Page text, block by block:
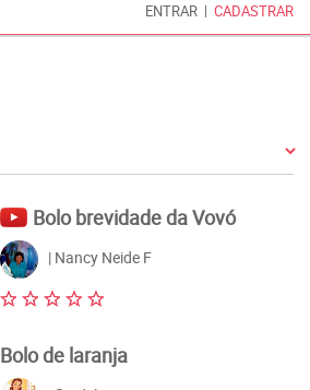
ENTRAR | CADASTRAR
Bolo brevidade da Vovó
| Nancy Neide F
Bolo de laranja